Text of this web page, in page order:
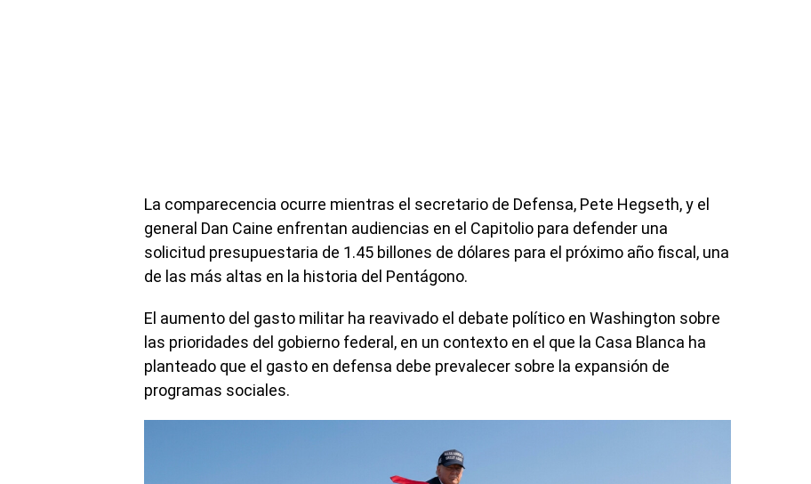
La comparecencia ocurre mientras el secretario de Defensa, Pete Hegseth, y el
general Dan Caine enfrentan audiencias en el Capitolio para defender una
solicitud presupuestaria de 1.45 billones de dólares para el próximo año fiscal, una
de las más altas en la historia del Pentágono.
El aumento del gasto militar ha reavivado el debate político en Washington sobre
las prioridades del gobierno federal, en un contexto en el que la Casa Blanca ha
planteado que el gasto en defensa debe prevalecer sobre la expansión de
programas sociales.